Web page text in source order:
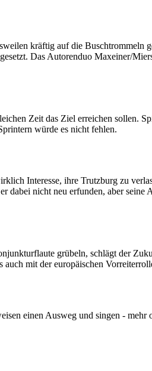
kräftig auf die Buschtrommeln
Das Autorenduo Maxeiner/
Zeit das Ziel erreichen sollen.
würde es nicht fehlen.
Interesse, ihre Trutzburg zu
dabei nicht neu erfunden, aber seine
grübeln, schlägt der
mit der europäischen
einen Ausweg und singen - mehr